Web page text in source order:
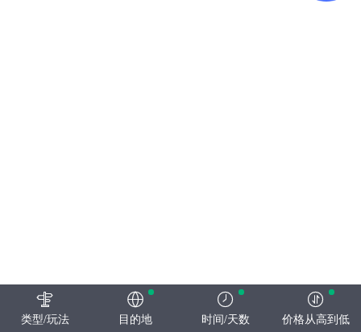
类型/玩法 目的地 时间/天数 价格从高到低